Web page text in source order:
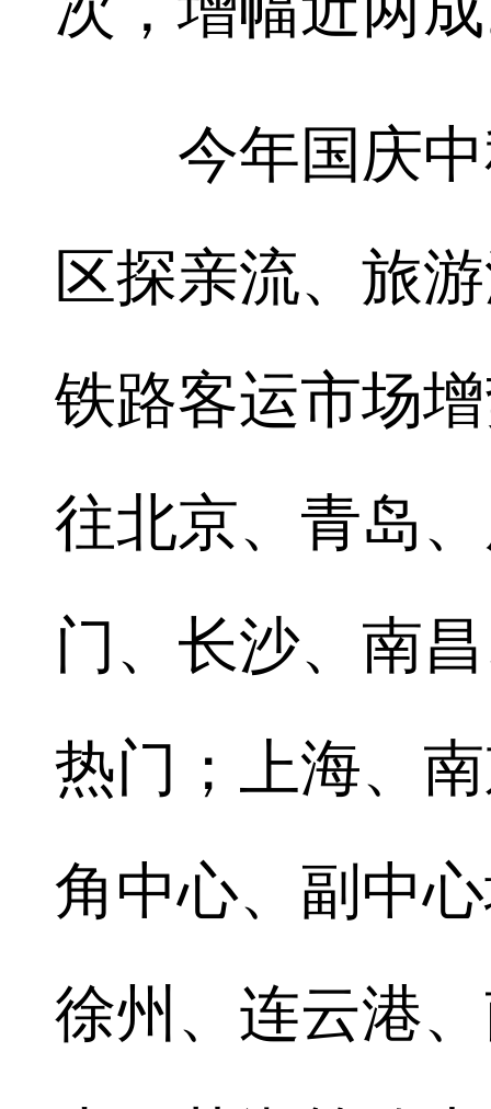
今年国庆中
区探亲流、旅
铁路客运市场
往北京、青岛
门、长沙、南
热门；上海、
角中心、副中
徐州、连云港